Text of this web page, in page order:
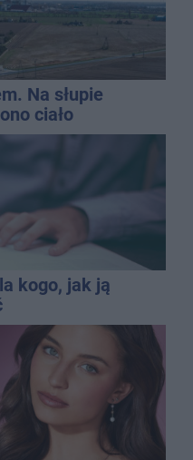
Na słupie
ciało
kogo, jak ją